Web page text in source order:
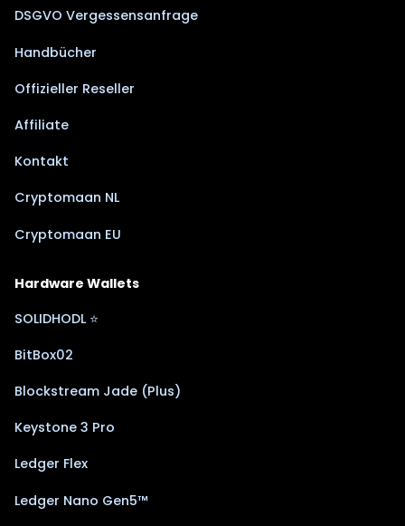
DSGVO Vergessensanfrage
Handbücher
Offizieller Reseller
Affiliate
Kontakt
Cryptomaan NL
Cryptomaan EU
Hardware Wallets
SOLIDHODL ⭐
BitBox02
Blockstream Jade (Plus)
Keystone 3 Pro
Ledger Flex
Ledger Nano Gen5™